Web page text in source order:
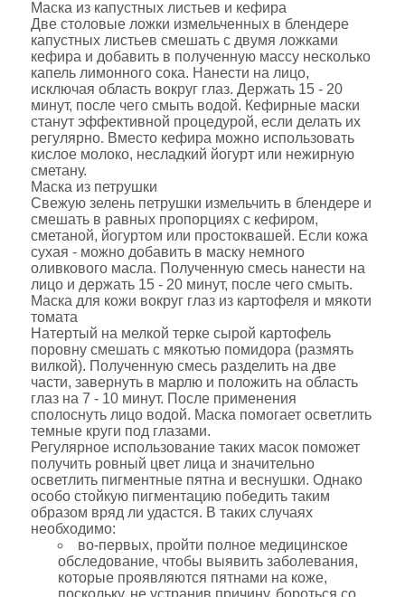
Маска из капустных листьев и кефира
Две столовые ложки измельченных в блендере
капустных листьев смешать с двумя ложками
кефира и добавить в полученную массу несколько
капель лимонного сока. Нанести на лицо,
исключая область вокруг глаз. Держать 15 - 20
минут, после чего смыть водой. Кефирные маски
станут эффективной процедурой, если делать их
регулярно. Вместо кефира можно использовать
кислое молоко, несладкий йогурт или нежирную
сметану.
Маска из петрушки
Свежую зелень петрушки измельчить в блендере и
смешать в равных пропорциях с кефиром,
сметаной, йогуртом или простоквашей. Если кожа
сухая - можно добавить в маску немного
оливкового масла. Полученную смесь нанести на
лицо и держать 15 - 20 минут, после чего смыть.
Маска для кожи вокруг глаз из картофеля и мякоти
томата
Натертый на мелкой терке сырой картофель
поровну смешать с мякотью помидора (размять
вилкой). Полученную смесь разделить на две
части, завернуть в марлю и положить на область
глаз на 7 - 10 минут. После применения
сполоснуть лицо водой. Маска помогает осветлить
темные круги под глазами.
Регулярное использование таких масок поможет
получить ровный цвет лица и значительно
осветлить пигментные пятна и веснушки. Однако
особо стойкую пигментацию победить таким
образом вряд ли удастся. В таких случаях
необходимо:
во-первых, пройти полное медицинское
обследование, чтобы выявить заболевания,
которые проявляются пятнами на коже,
поскольку, не устранив причину, бороться со